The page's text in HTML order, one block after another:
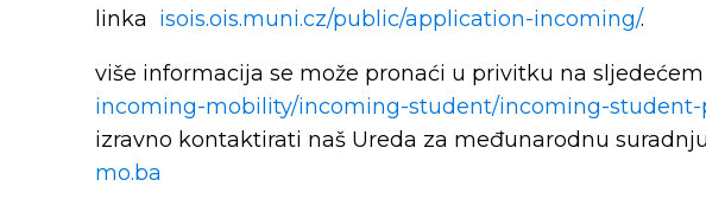
linka isois.ois.muni.cz/public/application-incoming/.
više informacija se može pronaći u privitku na
incoming-mobility/incoming-student/incoming-student-
izravno kontaktirati naš Ureda za međunarodnu
mo.ba